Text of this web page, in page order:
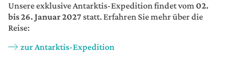
Unsere exklusive Antarktis-Expedition findet vom 02.
bis 26. Januar 2027 statt. Erfahren Sie mehr über die
Reise:
zur Antarktis-Expedition